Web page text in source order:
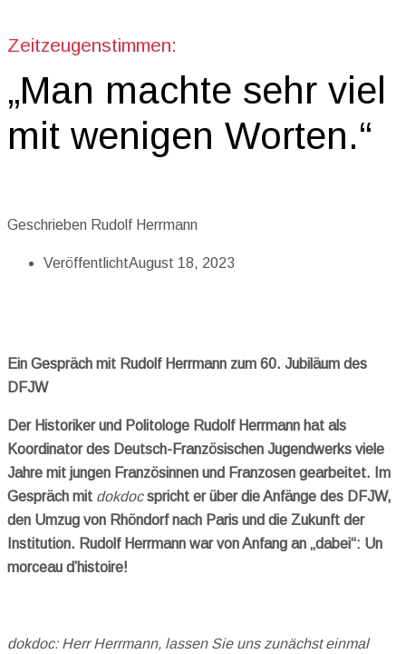
Zeitzeugenstimmen:
„Man machte sehr viel
mit wenigen Worten.“
Geschrieben Rudolf Herrmann
VeröffentlichtAugust 18, 2023
Ein Gespräch mit Rudolf Herrmann zum 60. Jubiläum des
DFJW
Der Historiker und Politologe Rudolf Herrmann hat als
Koordinator des Deutsch-Französischen Jugendwerks viele
Jahre mit jungen Französinnen und Franzosen gearbeitet. Im
Gespräch mit dokdocspricht er über die Anfänge des DFJW,
den Umzug von Rhöndorf nach Paris und die Zukunft der
Institution. Rudolf Herrmann war von Anfang an „dabei“: Un
morceau d’histoire!
dokdoc: Herr Herrmann, lassen Sie uns zunächst einmal